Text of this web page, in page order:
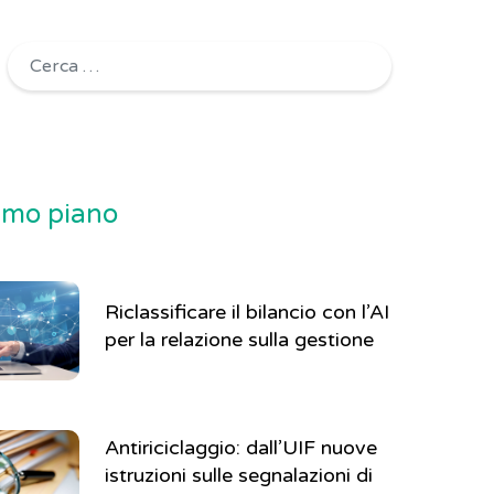
Ricerca per:
piano
Riclassificare il bilancio con l’AI
per la relazione sulla gestione
Antiriciclaggio: dall’UIF nuove
istruzioni sulle segnalazioni di